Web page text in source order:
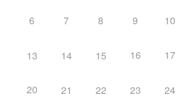
6 7 8 9 10
13 14 15 16 17
20 21 22 23 24